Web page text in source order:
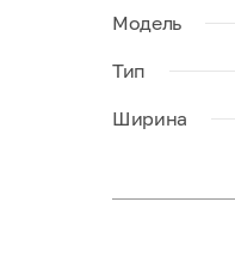
Модель
Тип
Ширина